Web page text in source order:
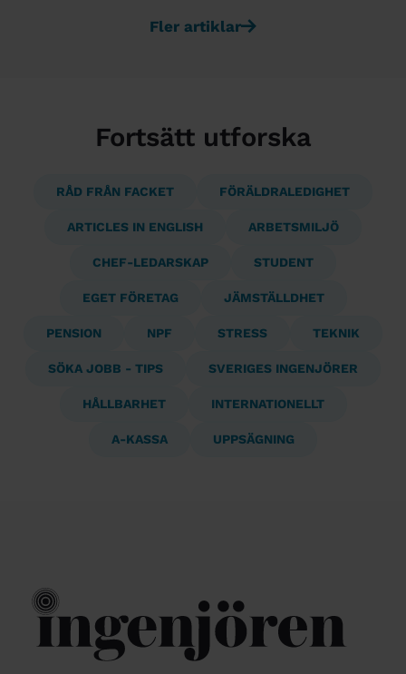
Fler artiklar
Fortsätt utforska
RÅD FRÅN FACKET FÖRÄLDRALEDIGHET
ARTICLES IN ENGLISH ARBETSMILJÖ
CHEF-LEDARSKAP STUDENT
EGET FÖRETAG JÄMSTÄLLDHET
PENSION NPF STRESS TEKNIK
SÖKA JOBB - TIPS SVERIGES INGENJÖRER
HÅLLBARHET INTERNATIONELLT
A-KASSA UPPSÄGNING